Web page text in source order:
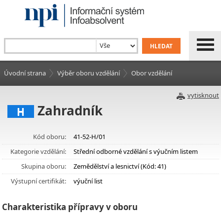
Úvodní strana Výběr oboru vzdělání Obor vzdělání
vytisknout
H Zahradník
Kód oboru:
41-52-H/01
Kategorie vzdělání:
Střední odborné vzdělání s výučním listem
Skupina oboru:
Zemědělství a lesnictví (Kód: 41)
Výstupní certifikát:
výuční list
Charakteristika přípravy v oboru